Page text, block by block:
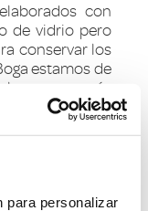
para personalizar
con
de vidrio pero
conservar los
estamos de
más
de alta calidad
pero también